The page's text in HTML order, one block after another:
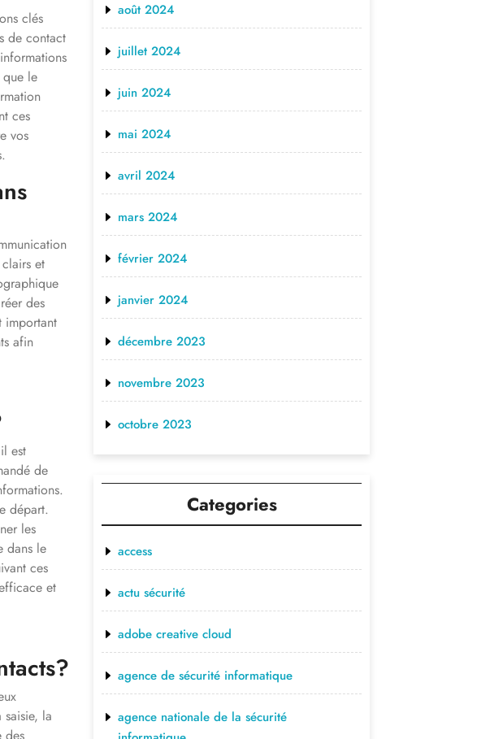
clés
de contact
que le
ces
vos
et
des
important
afin
est
de
départ.
les
dans le
ces
et
la
août 2024
juillet 2024
juin 2024
mai 2024
avril 2024
mars 2024
février 2024
janvier 2024
décembre 2023
novembre 2023
octobre 2023
Categories
access
actu sécurité
adobe creative cloud
agence de sécurité informatique
agence nationale de la sécurité